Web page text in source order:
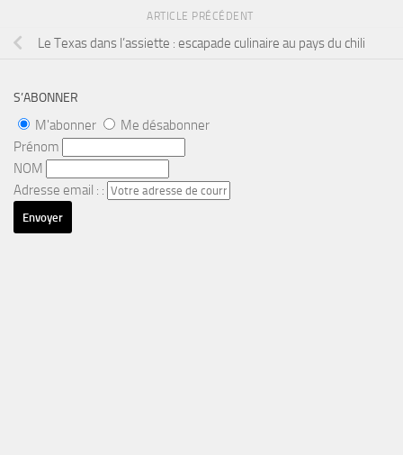
ARTICLE PRÉCÉDENT
Le Texas dans l’assiette : escapade culinaire au pays du chili
S’ABONNER
M'abonner
Me désabonner
Prénom
NOM
Adresse email : :